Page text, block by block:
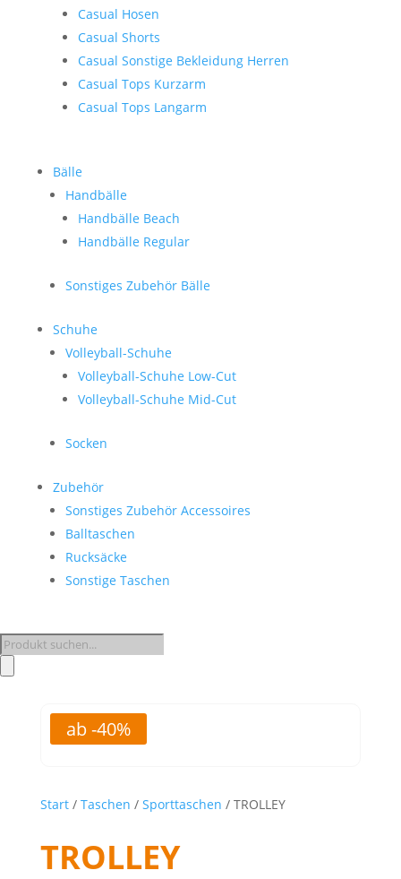
Casual Hosen
Casual Shorts
Casual Sonstige Bekleidung Herren
Casual Tops Kurzarm
Casual Tops Langarm
Bälle
Handbälle
Handbälle Beach
Handbälle Regular
Sonstiges Zubehör Bälle
Schuhe
Volleyball-Schuhe
Volleyball-Schuhe Low-Cut
Volleyball-Schuhe Mid-Cut
Socken
Zubehör
Sonstiges Zubehör Accessoires
Balltaschen
Rucksäcke
Sonstige Taschen
Products
search
ab -40%
Start/ Taschen / Sporttaschen / TROLLEY
TROLLEY